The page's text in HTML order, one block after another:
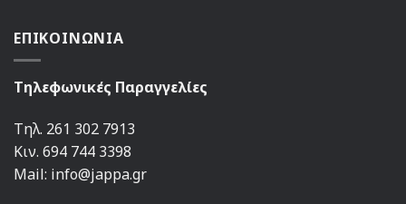
ΕΠΙΚΟΙΝΩΝΙΑ
Τηλεφωνικές Παραγγελίες
Τηλ. 261 302 7913
Κιν. 694 744 3398
Mail: info@jappa.gr